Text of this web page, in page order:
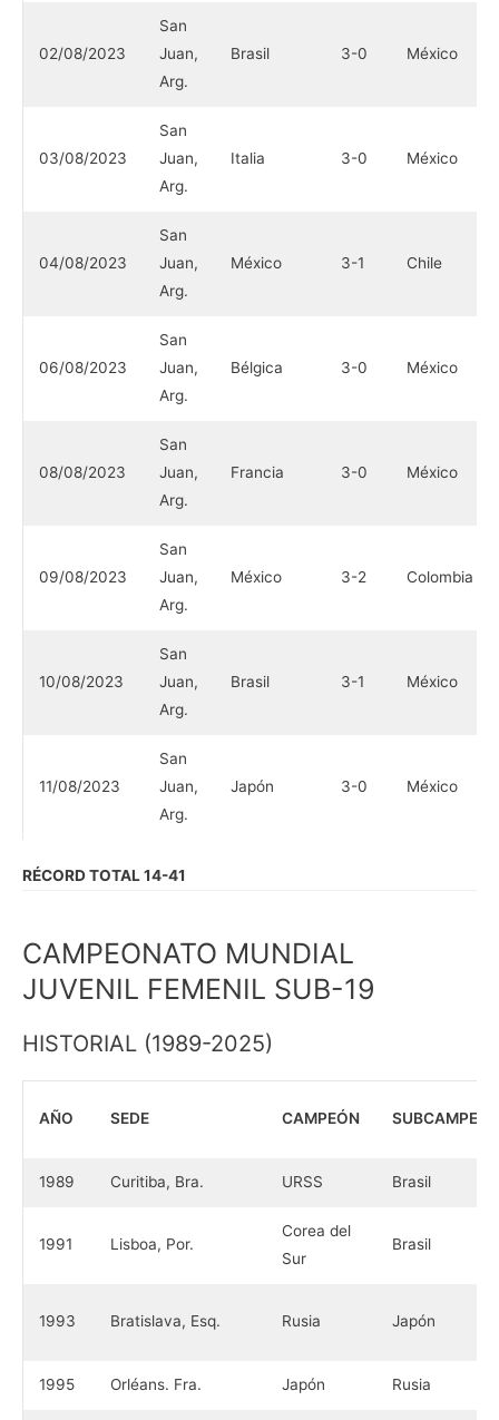
02/08/2023
San
Juan,
Arg.
Brasil 3-0 México
03/08/2023
San
Juan,
Arg.
Italia 3-0 México
04/08/2023
San
Juan,
Arg.
México 3-1 Chile
06/08/2023
San
Juan,
Arg.
Bélgica 3-0 México
08/08/2023
San
Juan,
Arg.
Francia 3-0 México
09/08/2023
San
Juan,
Arg.
México 3-2 Colombia
10/08/2023
San
Juan,
Arg.
Brasil 3-1 México
11/08/2023
San
Juan,
Arg.
Japón 3-0 México
RÉCORD TOTAL 14-41
CAMPEONATO MUNDIAL
JUVENIL FEMENIL SUB-19
HISTORIAL (1989-2025)
AÑO SEDE CAMPEÓN
1989 Curitiba, Bra. URSS Brasil
1991 Lisboa, Por.
Corea del
Sur
Brasil
1993 Bratislava, Esq. Rusia Japón
1995 Orléans. Fra. Japón Rusia